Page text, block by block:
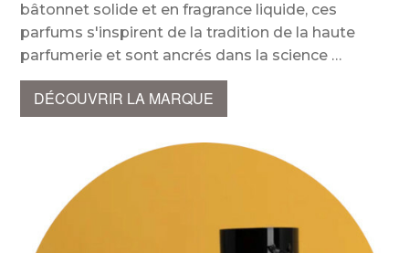
bâtonnet solide et en fragrance liquide, ces
parfums s'inspirent de la tradition de la haute
parfumerie et sont ancrés dans la science
DÉCOUVRIR LA MARQUE